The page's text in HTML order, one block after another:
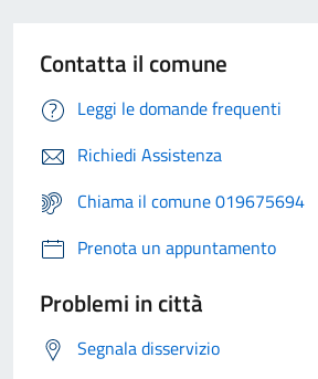
Contatta il comune
Leggi le domande frequenti
Richiedi Assistenza
Chiama il comune 019675694
Prenota un appuntamento
Problemi in città
Segnala disservizio